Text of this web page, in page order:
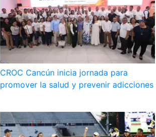
CROC Cancún inicia jornada para
promover la salud y prevenir adicciones